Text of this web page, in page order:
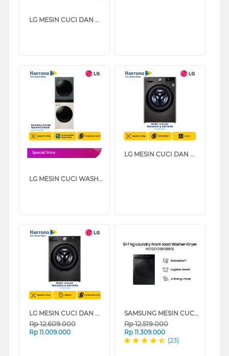
LG MESIN CUCI DAN DRYER PENGERING WASHER AND DRYERS 20 KG F2520RNTGA1
Special Price
LG MESIN CUCI WASHER AND DRYERS 14 KG OBJET WASHTOWER WT1410NHEG
LG MESIN CUCI DAN DRYER PENGERING WASHER AND DRYERS 12 KG FV1412D4M
LG MESIN CUCI DAN DRYER PENGERING WASHER AND DRYERS 14 KG FV1414H2BA
Rp12.609.000
Rp 11.009.000
SAMSUNG MESIN CUCI DAN DRYER PENGERING WASHER AND DRYERS 12+7 KG WD12DG5B15BBSE
Rp12.519.000
Rp 11.309.000
(23)